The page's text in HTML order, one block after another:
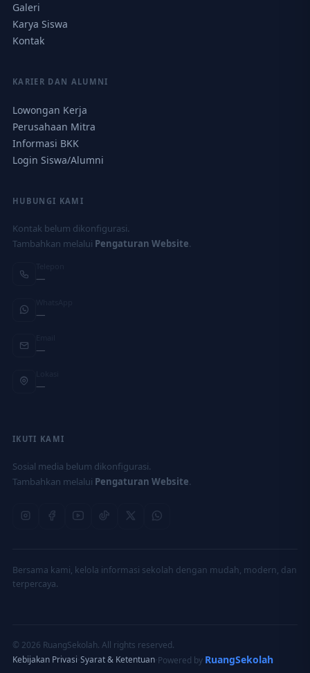
Galeri
Karya Siswa
Kontak
KARIER DAN ALUMNI
Lowongan Kerja
Perusahaan Mitra
Informasi BKK
Login Siswa/Alumni
HUBUNGI KAMI
Kontak belum dikonfigurasi.
Tambahkan melalui Pengaturan Website.
—
—
—
—
IKUTI KAMI
Sosial media belum dikonfigurasi.
Tambahkan melalui Pengaturan Website.
Bersama kami, kelola informasi sekolah dengan mudah, modern, dan
terpercaya.
© 2026 RuangSekolah. All rights reserved.
Kebijakan Privasi Syarat & Ketentuan· Powered by RuangSekolah